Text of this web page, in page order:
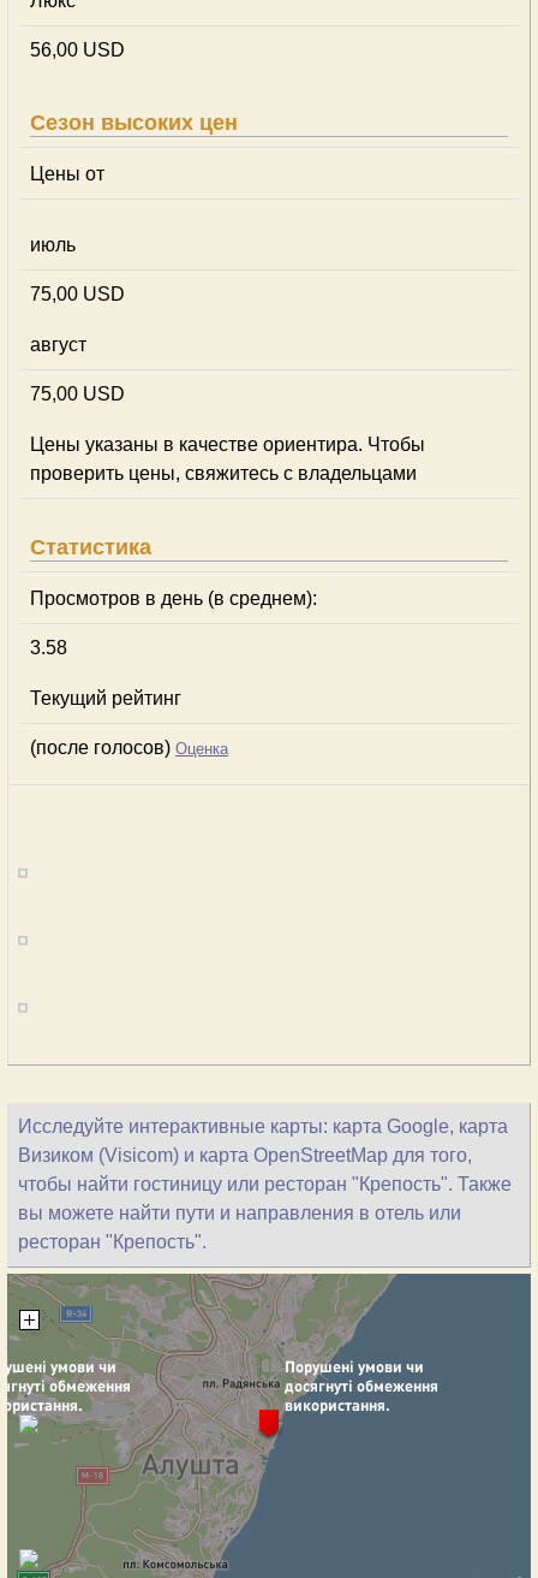
56,00 USD
Сезон высоких цен
Цены от
июль
75,00 USD
август
75,00 USD
Цены указаны в качестве ориентира. Чтобы
проверить цены, свяжитесь с владельцами
Статистика
Просмотров в день (в среднем):
3.58
Текущий рейтинг
(после голосов) Оценка
Исследуйте интерактивные карты: карта Google, карта
Визиком (Visicom) и карта OpenStreetMap для того,
чтобы найти гостиницу или ресторан "Крепость". Также
вы можете найти пути и направления в отель или
ресторан "Крепость".